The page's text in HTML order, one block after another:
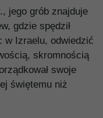
jego grób znajduje
gdzie spędził
w Izraelu, odwiedzić
skromnością
swoje
świętemu niż